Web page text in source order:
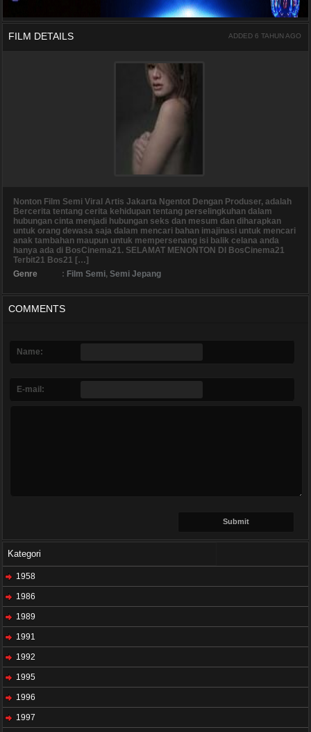
FILM DETAILS ADDED 6 TAHUN AGO
Nonton Film Semi Viral Artis Jakarta Ngentot Dengan Produser, adalah
Bercerita tentang cerita kehidupan tentang perselingkuhan dalam
hubungan cinta menjadi hubungan seks dan mesum dan diharapkan
untuk orang dewasa saja dalam mencari bahan imajinasi untuk mencari
anak tambahan maupun untuk mempersenang isi balik celana anda
hanya ada di BosCinema21. SELAMAT MENONTON DI BosCinema21
Terbit21 Bos21 […]
Genre
: Film Semi, Semi Jepang
COMMENTS
Name:
E-mail:
Kategori
1958
1986
1989
1991
1992
1995
1996
1997